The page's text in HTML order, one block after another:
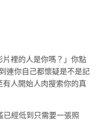
裡的人是你嗎？」你點
連你自己都懷疑是不是記
人開始人肉搜索你的真
經低到只需要一張照